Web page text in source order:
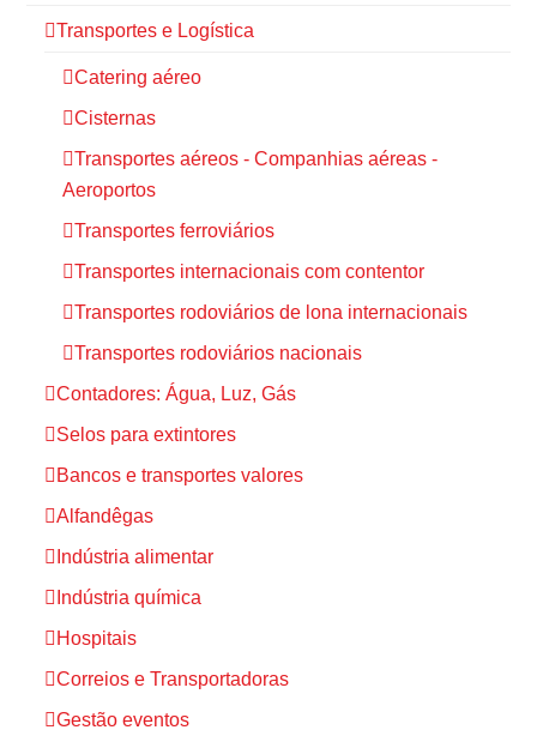
Transportes e Logística
Catering aéreo
Cisternas
Transportes aéreos - Companhias aéreas -
Aeroportos
Transportes ferroviários
Transportes internacionais com contentor
Transportes rodoviários de lona internacionais
Transportes rodoviários nacionais
Contadores: Água, Luz, Gás
Selos para extintores
Bancos e transportes valores
Alfandêgas
Indústria alimentar
Indústria química
Hospitais
Correios e Transportadoras
Gestão eventos